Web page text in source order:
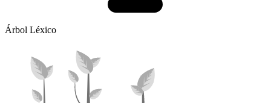
Árbol Léxico